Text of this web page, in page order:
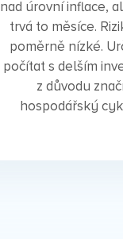
nad úrovní inflace,
trvá to měsíce.
poměrně nízké.
počítat s delším
z důvodu
hospodářský